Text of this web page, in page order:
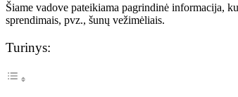
Šiame vadove pateikiama pagrindinė informacija,
sprendimais, pvz., šunų vežimėliais.
Turinys: